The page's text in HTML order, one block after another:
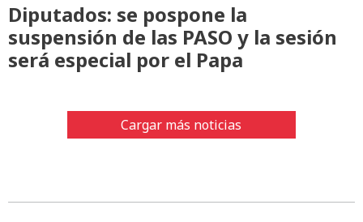
Diputados: se pospone la
suspensión de las PASO y la sesión
será especial por el Papa
Cargar más noticias